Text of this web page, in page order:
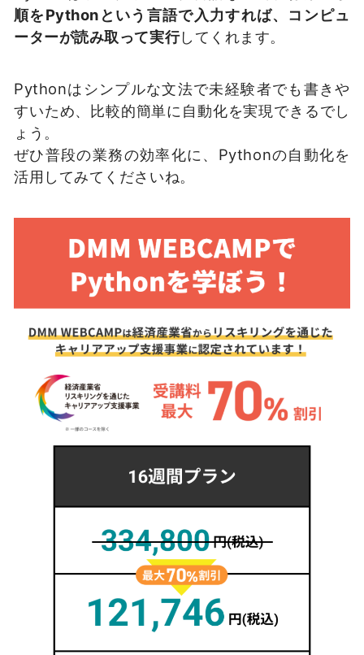
順をPythonという言語で入力すれば、コンピュ
ーターが読み取って実行してくれます。
Pythonはシンプルな文法で未経験者でも書きや
すいため、比較的簡単に自動化を実現できるでし
ょう。
ぜひ普段の業務の効率化に、Pythonの自動化を
活用してみてくださいね。